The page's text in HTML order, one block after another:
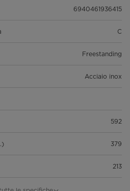
6940461936415
C
Freestanding
Acciaio inox
592
379
213